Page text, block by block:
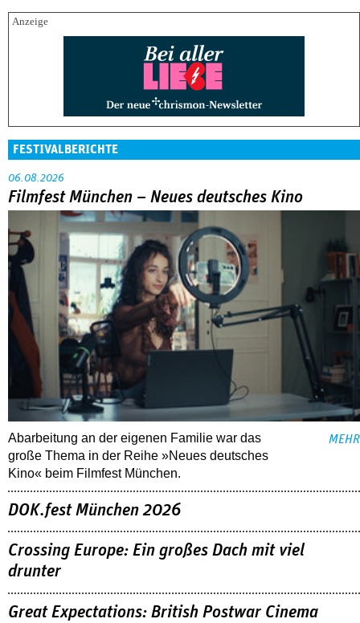
FESTIVALBERICHTE
06.08.2026
Filmfest München – Neues deutsches Kino
Abarbeitung an der eigenen Familie war das
große Thema in der Reihe »Neues deutsches
Kino« beim Filmfest München.
MEHR
DOK.fest München 2026
Crossing Europe: Ein großes Dach mit viel
drunter
Great Expectations: British Postwar Cinema